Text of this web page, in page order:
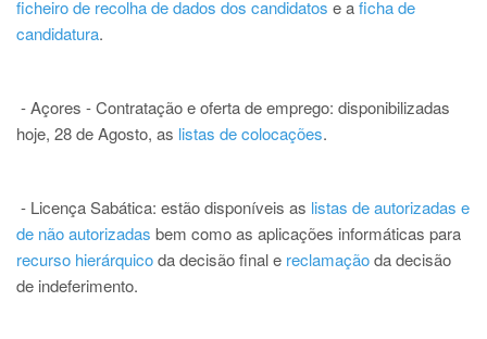
ficheiro de recolha de dados dos candidatos e aficha de
candidatura.
- Açores - Contratação e oferta de emprego: disponibilizadas
hoje, 28 de Agosto, as listas de colocações.
- Licença Sabática: estão disponíveis as listas de autorizadas e
de não autorizadas bem como as aplicações informáticas para
recurso hierárquicoda decisão final e reclamaçãoda decisão
de indeferimento.